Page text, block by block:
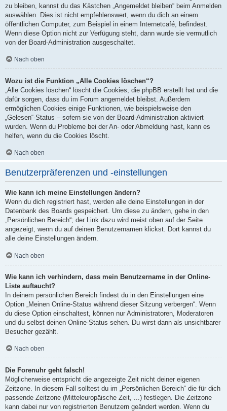
zu bleiben, kannst du das Kästchen „Angemeldet bleiben“ beim Anmelden
auswählen. Dies ist nicht empfehlenswert, wenn du dich an einem
öffentlichen Computer, zum Beispiel in einem Internetcafé, befindest.
Wenn diese Option nicht zur Verfügung steht, dann wurde sie vermutlich
von der Board-Administration ausgeschaltet.
Nach oben
Wozu ist die Funktion „Alle Cookies löschen“?
„Alle Cookies löschen“ löscht die Cookies, die phpBB erstellt hat und die
dafür sorgen, dass du im Forum angemeldet bleibst. Außerdem
ermöglichen Cookies einige Funktionen, wie beispielsweise den
„Gelesen“-Status – sofern sie von der Board-Administration aktiviert
wurden. Wenn du Probleme bei der An- oder Abmeldung hast, kann es
helfen, wenn du die Cookies löscht.
Nach oben
Benutzerpräferenzen und -einstellungen
Wie kann ich meine Einstellungen ändern?
Wenn du dich registriert hast, werden alle deine Einstellungen in der
Datenbank des Boards gespeichert. Um diese zu ändern, gehe in den
„Persönlichen Bereich“; der Link dazu wird meist oben auf der Seite
angezeigt, wenn du auf deinen Benutzernamen klickst. Dort kannst du
alle deine Einstellungen ändern.
Nach oben
Wie kann ich verhindern, dass mein Benutzername in der Online-
Liste auftaucht?
In deinem persönlichen Bereich findest du in den Einstellungen eine
Option „Meinen Online-Status während dieser Sitzung verbergen“. Wenn
du diese Option einschaltest, können nur Administratoren, Moderatoren
und du selbst deinen Online-Status sehen. Du wirst dann als unsichtbarer
Besucher gezählt.
Nach oben
Die Forenuhr geht falsch!
Möglicherweise entspricht die angezeigte Zeit nicht deiner eigenen
Zeitzone. In diesem Fall solltest du im „Persönlichen Bereich“ die für dich
passende Zeitzone (Mitteleuropäische Zeit, ...) festlegen. Die Zeitzone
kann dabei nur von registrierten Benutzern geändert werden. Wenn du